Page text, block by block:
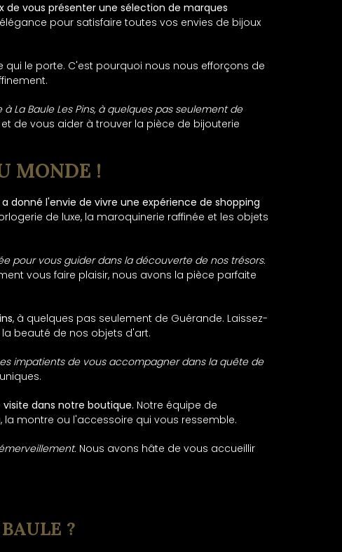
de vous présenter une sélection de marques
pour satisfaire toutes vos envies de bijoux
qui le porte. C'est pourquoi nous nous efforçons de
La Baule Les Pins, à quelques pas seulement de
de vous aider à trouver la pièce de bijouterie
MONDE !
donné l'envie de vivre une expérience de shopping
de luxe, la maroquinerie raffinée et les objets
pour vous guider dans la découverte de nos trésors.
vous faire plaisir, nous avons la pièce parfaite
, à quelques pas seulement de Guérande. Laissez-
beauté de nos objets d'art.
impatients de vous accompagner dans la quête de
dans notre boutique. Notre équipe de
montre ou l'accessoire qui vous ressemble.
Nous avons hâte de vous accueillir
?